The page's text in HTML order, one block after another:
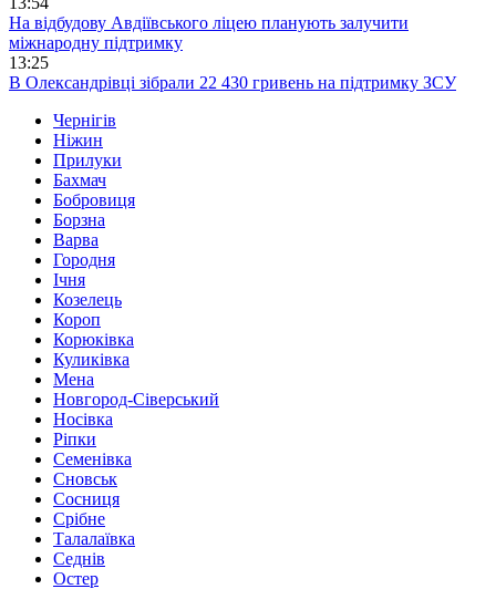
На відбудову Авдіївського ліцею планують залучити
міжнародну підтримку
13:25
В Олександрівці зібрали 22 430 гривень на підтримку ЗСУ
Чернігів
Ніжин
Прилуки
Бахмач
Бобровиця
Борзна
Варва
Городня
Ічня
Козелець
Короп
Корюківка
Куликівка
Мена
Новгород-Сіверський
Носівка
Ріпки
Семенівка
Сновськ
Сосниця
Срібне
Талалаївка
Седнів
Остер